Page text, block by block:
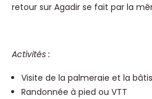
retour sur Agadir se fait par la
Activités :
Visite de la palmeraie et la
Randonnée à pied ou VTT